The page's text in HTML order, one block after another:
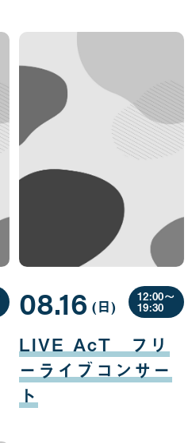
LIVE AcT フリ
ーライブコンサー
ト
08.16
月
16
日
(日曜
日
)
12:00〜
19:30